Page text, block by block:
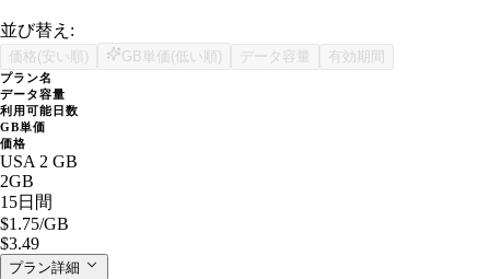
並び替え:
価格(安い順) GB単価(低い順) データ容量 有効期間
プラン名
データ容量
利用可能日数
GB単価
価格
USA 2 GB
2GB
15日間
$1.75/GB
$3.49
プラン詳細